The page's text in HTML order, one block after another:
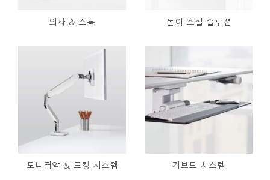
의자 & 스툴 높이 조절 솔루션
모니터암 & 도킹 시스템 키보드 시스템